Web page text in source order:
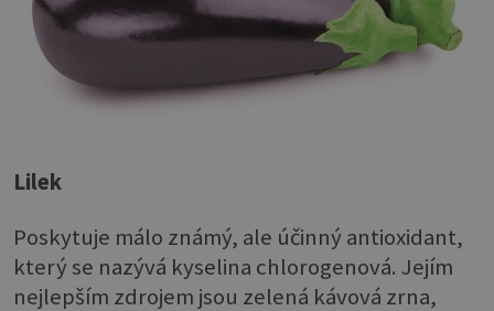
Lilek
Poskytuje málo známý, ale účinný antioxidant,
který se nazývá kyselina chlorogenová. Jejím
nejlepším zdrojem jsou zelená kávová zrna,